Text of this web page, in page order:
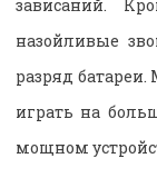
зависаний.
назойливые
разряд батареи.
играть на
мощном